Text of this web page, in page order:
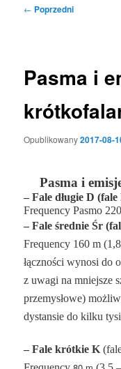
Nawigacja
← Poprzedni
Pasma i
Opublikowany2017-08-
Pasma i
–Fale długieD (fale
Frequency Pasmo
– Fale średnieŚr
Frequency 160 m (
łączności wynosi do
z uwagi na mniejsze
przemysłowe)
dystansie do kilku
– Fale krótkieK